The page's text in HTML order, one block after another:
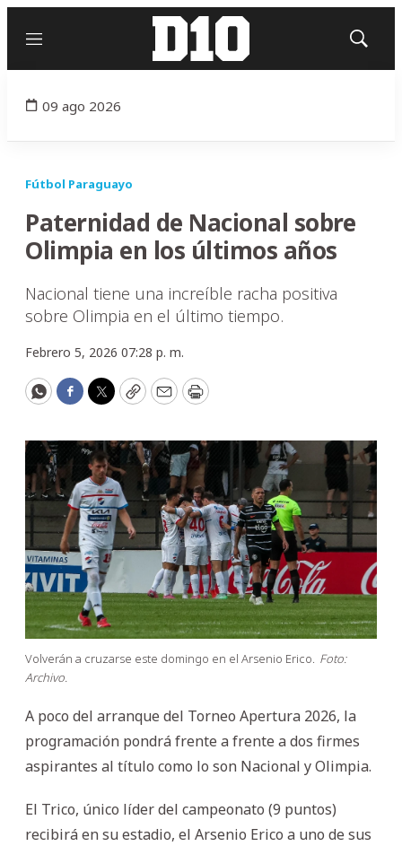
Menú
Mostrar
09 ago 2026
Fútbol Paraguayo
Paternidad de Nacional sobre
Olimpia en los últimos años
Nacional tiene una increíble racha positiva
sobre Olimpia en el último tiempo.
Febrero 5, 2026 07:28 p. m.
WhatsApp
Facebook
Twitter
CopyEmailPrint
Volverán a cruzarse este domingo en el Arsenio Erico. Foto:
Archivo.
A poco del arranque del Torneo Apertura 2026, la
programación pondrá frente a frente a dos firmes
aspirantes al título como lo son Nacional y Olimpia.
El Trico, único líder del campeonato (9 puntos)
recibirá en su estadio, el Arsenio Erico a uno de sus